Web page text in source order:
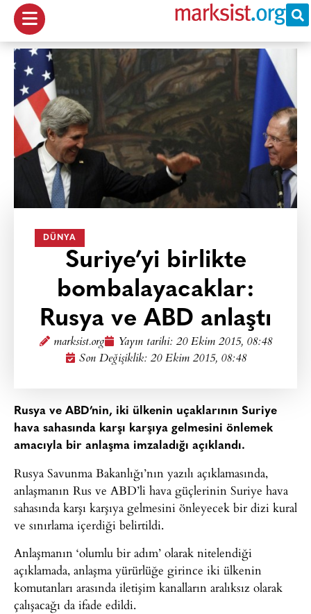
DÜNYA
Suriye’yi birlikte
bombalayacaklar:
Rusya ve ABD anlaştı
marksist.org Yayın tarihi: 20 Ekim 2015, 08:48
Son Değişiklik: 20 Ekim 2015, 08:48
Rusya ve ABD’nin, iki ülkenin uçaklarının Suriye
hava sahasında karşı karşıya gelmesini önlemek
amacıyla bir anlaşma imzaladığı açıklandı.
Rusya Savunma Bakanlığı’nın yazılı açıklamasında,
anlaşmanın Rus ve ABD’li hava güçlerinin Suriye hava
sahasında karşı karşıya gelmesini önleyecek bir dizi kural
ve sınırlama içerdiği belirtildi.
Anlaşmanın ‘olumlu bir adım’ olarak nitelendiği
açıklamada, anlaşma yürürlüğe girince iki ülkenin
komutanları arasında iletişim kanalların aralıksız olarak
çalışacağı da ifade edildi.